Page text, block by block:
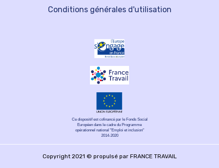
Conditions générales d'utilisation
Ce dispositif est cofinancé par le Fonds Social
Européen dans le cadre du Programme
opérationnel national "Emploi et inclusion"
2014-2020
Copyright 2021 © propulsé par FRANCE TRAVAIL